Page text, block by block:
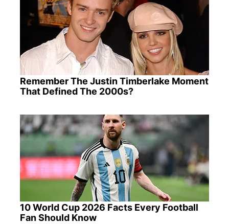
Remember The Justin Timberlake Moment
That Defined The 2000s?
10 World Cup 2026 Facts Every Football
Fan Should Know